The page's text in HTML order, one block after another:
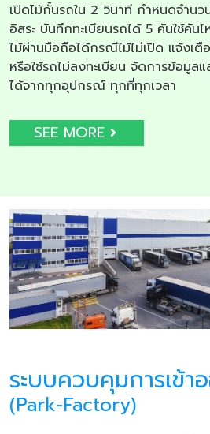
เปิดไม้กั้นรถใน 2 วินาที กำหนดจำน
อิสระ บันทึกทะเบียนรถได้ 5 คันใช้คัน
ไม้ผ่านมือถือได้กรณีไม้ไม่เปิด แจ้งเ
หรือใช้รถไม่ลงทะเบียน จัดการข้อมูล
ได้จากทุกอุปกรณ์ ทุกที่ทุกเวลา
SEE MORE
ระบบควบคุมการเข้า
(Park-Factory)